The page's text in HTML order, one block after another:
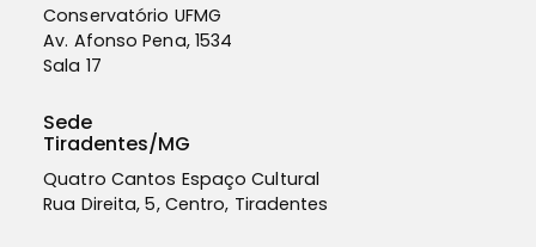
Conservatório UFMG
Av. Afonso Pena, 1534
Sala 17
Sede
Tiradentes/MG
Quatro Cantos Espaço Cultural
Rua Direita, 5, Centro, Tiradentes